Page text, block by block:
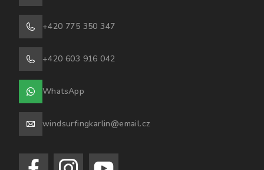
+420 775 350 347
+420 603 916 042
WhatsApp
windsurfingkarlin@email.cz